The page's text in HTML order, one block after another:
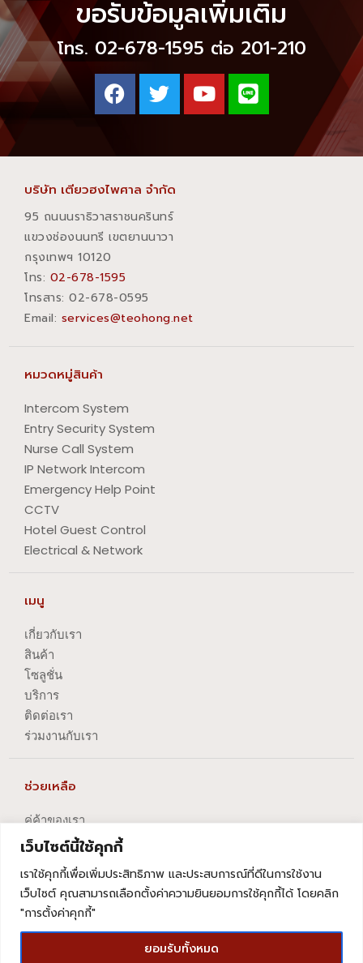
เว็บไซต์นี้ใช้คุกกี้
เราใช้คุกกี้เพื่อเพิ่มประสิทธิภาพ และประสบการณ์ที่ดีในการใช้งาน
เว็บไซต์ คุณสามารถเลือกตั้งค่าความยินยอมการใช้คุกกี้ได้ โดยคลิก
"การตั้งค่าคุกกี้"
ยอมรับทั้งหมด
ขอรับข้อมูลเพิ่มเติม
โทร. 02-678-1595 ต่อ 201-210
บริษัท เตียวฮงไพศาล จำกัด
95 ถนนนราธิวาสราชนครินทร์
แขวงช่องนนทรี เขตยานนาวา
กรุงเทพฯ 10120
โทร: 02-678-1595
โทรสาร:​ 02-678-0595
Email: services@teohong.net
หมวดหมู่สินค้า
Intercom System
Entry Security System
Nurse Call System
IP Network Intercom
Emergency Help Point
CCTV
Hotel Guest Control
Electrical & Network
เมนู
เกี่ยวกับเรา
สินค้า
โซลูชั่น
บริการ
ติดต่อเรา
ร่วมงานกับเรา
ช่วยเหลือ
คู่ค้าของเรา
นโยบายความเป็นส่วนตัว
นโยบายการปัญหาข้อร้องเรียน
นโยบายการยกเลิกบริการ